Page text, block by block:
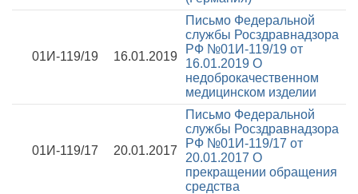
01И-119/19 16.01.2019
Письмо Федеральной
службы Росздравнадзора
РФ №01И-119/19 от
16.01.2019 О
недоброкачественном
медицинском изделии
01И-119/17 20.01.2017
Письмо Федеральной
службы Росздравнадзора
РФ №01И-119/17 от
20.01.2017 О
прекращении обращения
средства